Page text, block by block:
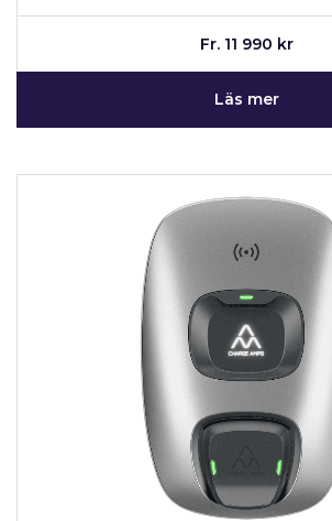
Fr. 11 990 kr
Läs mer